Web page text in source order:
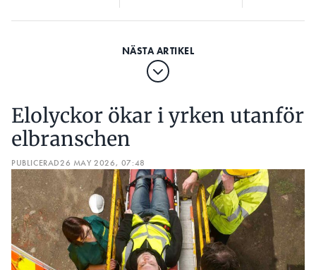
Elolyckor ökar i yrken utanför
elbranschen
PUBLICERAD26 MAY 2026, 07:48